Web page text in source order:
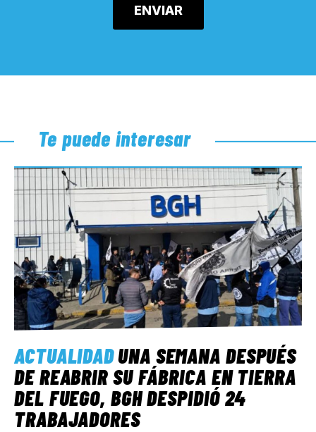
Te puede interesar
ACTUALIDADUNA SEMANA DESPUÉS
DE REABRIR SU FÁBRICA EN TIERRA
DEL FUEGO, BGH DESPIDIÓ 24
TRABAJADORES